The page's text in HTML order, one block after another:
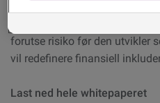
realitetene rundt
forutse risiko før den utvikler
vil redefinere finansiell
Last ned hele whitepaperet